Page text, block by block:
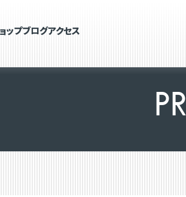
ップブログアクセス
PR